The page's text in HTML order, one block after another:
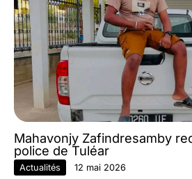
Mahavonjy Zafindresamby
police de Tuléar
Actualités 12 mai 2026